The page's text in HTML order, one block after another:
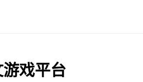
戏平台